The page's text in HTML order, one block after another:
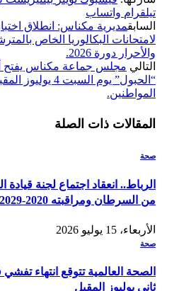
تيلقرام واتساب
السابقمديرية مكناس: انطلاق
لامتحانات البكالوريا الخاص
والأحرار دورة 2026.
التالي مجلس جماعة مكناس يفتح
“الحبول” يوم
المواطنين.
المقالات ذات الصلة
صحة
الرباط.. انعقاد اجتماع لجنة
من السرطان ومراقبته 2020-2029
الأربعاء، 15 يوليو 2026
صحة
الصحة العالمية تتوقع انتهاء
ثاني يوليوز المقبل